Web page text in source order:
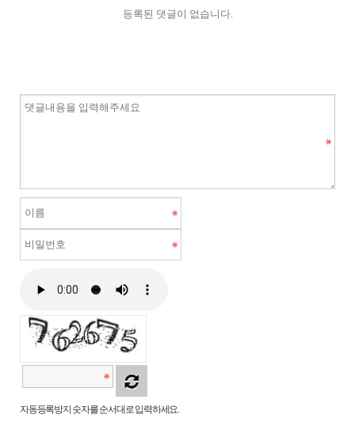
등록된 댓글이 없습니다.
자동등록방지 숫자를 순서대로 입력하세요.